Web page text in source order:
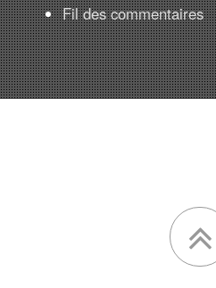
Fil des commentaires